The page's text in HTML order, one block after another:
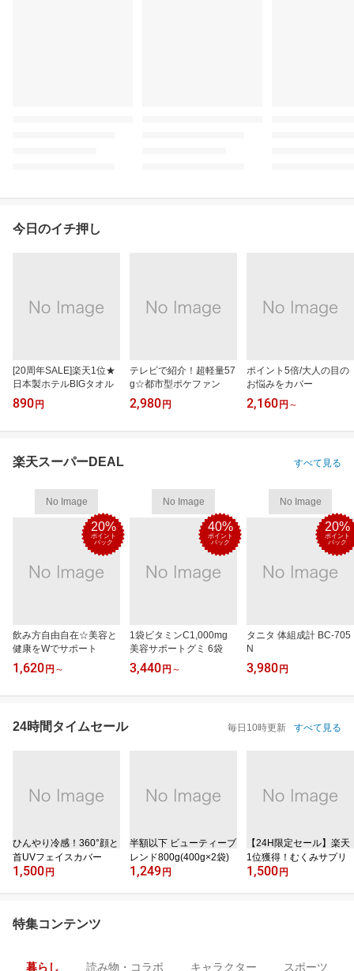
今日のイチ押し
[20周年SALE]楽天1位★
日本製ホテルBIGタオル
890 円
テレビで紹介！超軽量57
g☆都市型ポケファン
2,980 円
ポイント5倍/大人の目の
お悩みをカバー
2,160 円 ～
楽天スーパーDEAL すべて見る
No Image
20%
ポイント
バック
飲み方自由自在☆美容と
健康をWでサポート
1,620 円 ～
No Image
40%
ポイント
バック
1袋ビタミンC1,000mg
美容サポートグミ 6袋
3,440 円 ～
No Image
20%
ポイント
バック
タニタ 体組成計 BC-705
N
3,980 円
24時間タイムセール 毎日10時更新 すべて見る
ひんやり冷感！360°顔と
首UVフェイスカバー
1,500 円
半額以下 ビューティーブ
レンド800g(400g×2袋)
1,249 円
【24H限定セール】楽天
1位獲得！むくみサプリ
1,500 円
特集コンテンツ
暮らし 読み物・コラボ キャラクター スポーツ